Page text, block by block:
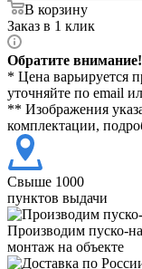
В корзину
Заказ в 1 клик
Обратите внимание!
* Цена варьируется
уточняйте по email
** Изображения
комплектации,
Свыше 1000
пунктов выдачи
Производим пуско-
монтаж на объекте